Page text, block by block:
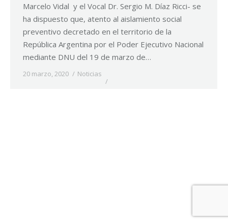
Marcelo Vidal y el Vocal Dr. Sergio M. Díaz Ricci- se
ha dispuesto que, atento al aislamiento social
preventivo decretado en el territorio de la
República Argentina por el Poder Ejecutivo Nacional
mediante DNU del 19 de marzo de…
20 marzo, 2020 Noticias